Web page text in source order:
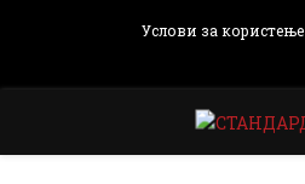
Услови за користење
PRIMARY